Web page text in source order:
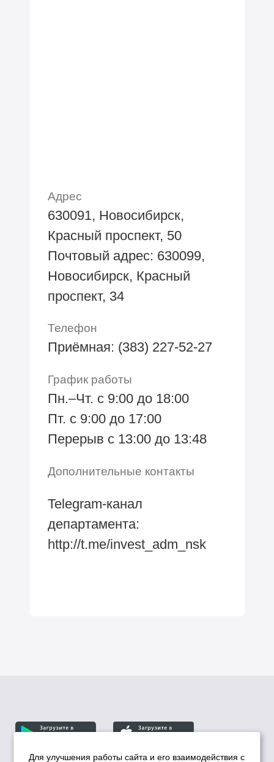
Адрес
630091, Новосибирск,
Красный проспект, 50
Почтовый адрес: 630099,
Новосибирск, Красный
проспект, 34
Телефон
Приёмная: (383) 227-52-27
График работы
Пн.–Чт. с 9:00 до 18:00
Пт. с 9:00 до 17:00
Перерыв с 13:00 до 13:48
Дополнительные контакты
Telegram-канал
департамента:
http://t.me/invest_adm_nsk
Для улучшения работы сайта и его взаимодействия с